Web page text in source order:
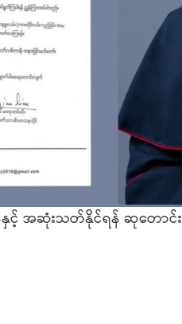
နှင့် အဆုံးသတ်နိုင်ရန် ဆုတောင်